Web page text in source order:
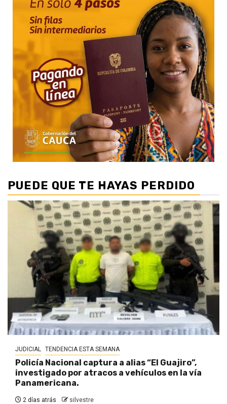
PUEDE QUE TE HAYAS PERDIDO
JUDICIAL TENDENCIA ESTA SEMANA
Policía Nacional captura a alias “El Guajiro”,
investigado por atracos a vehículos en la vía
Panamericana.
2 días atrás silvestre